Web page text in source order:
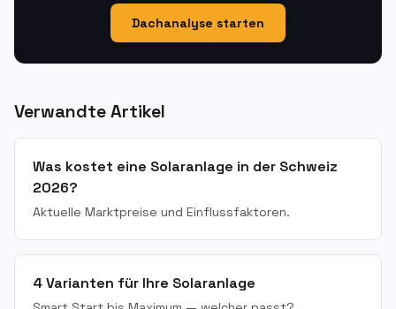
Dachanalyse starten
Verwandte Artikel
Was kostet eine Solaranlage in der Schweiz
2026?
Aktuelle Marktpreise und Einflussfaktoren.
4 Varianten für Ihre Solaranlage